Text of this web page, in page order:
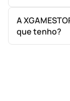
A
que tenho?